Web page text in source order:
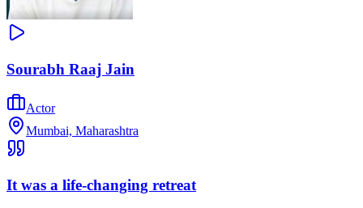
Sourabh Raaj Jain
Actor
Mumbai, Maharashtra
It was a life-changing retreat